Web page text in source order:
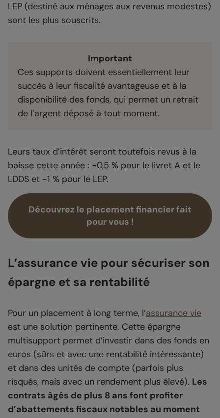
LEP (destiné aux ménages aux revenus modestes)
sont les plus souscrits.
Important
Ces supports doivent essentiellement leur
succès à leur fiscalité avantageuse et à la
disponibilité des fonds, qui permet un retrait
de l’argent déposé à tout moment.
Leurs taux d’intérêt seront toutefois revus à la
baisse cette année : -0,5 % pour le livret A et le
LDDS et -1 % pour le LEP.
Découvrez le placement financier fait
pour vous !
L’assurance vie pour sécuriser son
épargne et sa rentabilité
Pour un placement à long terme, l’assurance vie
est une solution pertinente. Cette épargne
multisupport permet d’investir dans des fonds en
euros (sûrs et avec une rentabilité intéressante)
et dans des unités de compte (parfois plus
risqués, mais avec un rendement plus élevé). Les
contrats âgés de plus 8 ans font profiter
d’abattements fiscaux notables au moment